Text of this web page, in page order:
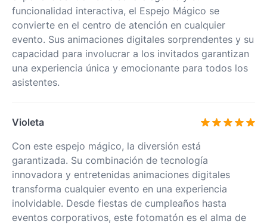
funcionalidad interactiva, el Espejo Mágico se
convierte en el centro de atención en cualquier
evento. Sus animaciones digitales sorprendentes y su
capacidad para involucrar a los invitados garantizan
una experiencia única y emocionante para todos los
asistentes.
Violeta
Con este espejo mágico, la diversión está
garantizada. Su combinación de tecnología
innovadora y entretenidas animaciones digitales
transforma cualquier evento en una experiencia
inolvidable. Desde fiestas de cumpleaños hasta
eventos corporativos, este fotomatón es el alma de